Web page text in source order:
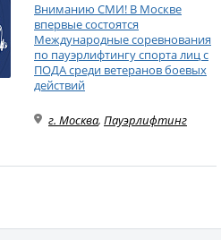
Вниманию СМИ! В Москве
впервые состоятся
Международные соревнования
по пауэрлифтингу спорта лиц с
ПОДА среди ветеранов боевых
действий
г. Москва, Пауэрлифтинг